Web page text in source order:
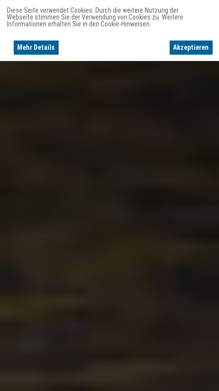
Diese Seite verwendet Cookies. Durch die weitere Nutzung der
Webseite stimmen Sie der Verwendung von Cookies zu. Weitere
Informationen erhalten Sie in den Cookie-Hinweisen.
Mehr Details Akzeptieren